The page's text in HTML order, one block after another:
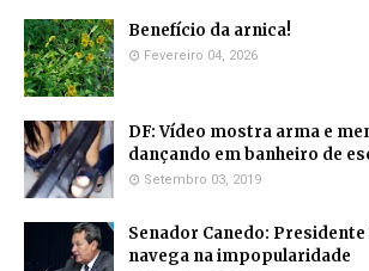
Benefício da arnica!
Fevereiro 04, 2026
DF: Vídeo mostra arma e
dançando em banheiro de
Setembro 03, 2019
Senador Canedo: Presidente
navega na impopularidade